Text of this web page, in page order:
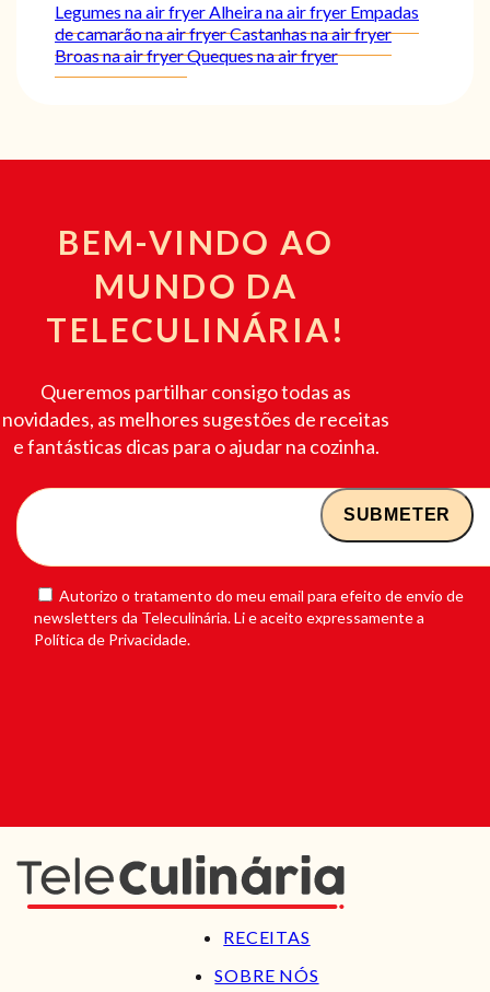
Legumes na air fryerAlheira na air fryer Empadas
de camarão na air fryerCastanhas na air fryer
Broas na air fryerQueques na air fryer
BEM-VINDO AO
MUNDO DA
TELECULINÁRIA!
Queremos partilhar consigo todas as
novidades, as melhores sugestões de receitas
e fantásticas dicas para o ajudar na cozinha.
Autorizo o tratamento do meu email para efeito de envio de
newsletters da Teleculinária. Li e aceito expressamente a
Política de Privacidade.
RECEITAS
SOBRE NÓS